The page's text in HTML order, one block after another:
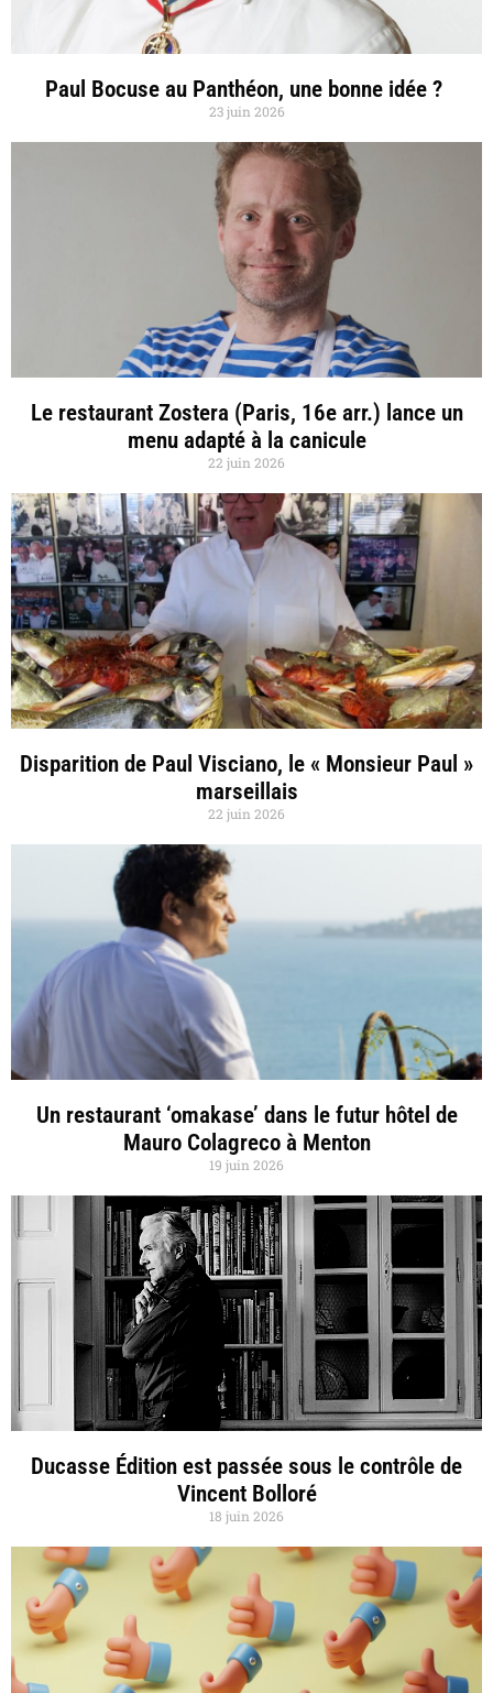
Paul Bocuse au Panthéon, une bonne idée ?
23 juin 2026
Le restaurant Zostera (Paris, 16e arr.) lance un
menu adapté à la canicule
22 juin 2026
Disparition de Paul Visciano, le « Monsieur Paul »
marseillais
22 juin 2026
Un restaurant ‘omakase’ dans le futur hôtel de
Mauro Colagreco à Menton
19 juin 2026
Ducasse Édition est passée sous le contrôle de
Vincent Bolloré
18 juin 2026